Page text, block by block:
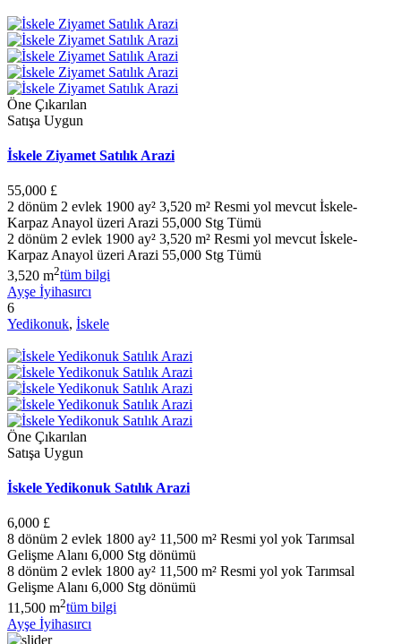
Öne Çıkarılan
Satışa Uygun
İskele Ziyamet Satılık Arazi
55,000 £
2 dönüm 2 evlek 1900 ay² 3,520 m² Resmi yol mevcut İskele-
Karpaz Anayol üzeri Arazi 55,000 Stg Tümü
2 dönüm 2 evlek 1900 ay² 3,520 m² Resmi yol mevcut İskele-
Karpaz Anayol üzeri Arazi 55,000 Stg Tümü
3,520 m2tüm bilgi
Ayşe İyihasırcı
6
Yedikonuk, İskele
Öne Çıkarılan
Satışa Uygun
İskele Yedikonuk Satılık Arazi
6,000 £
8 dönüm 2 evlek 1800 ay² 11,500 m² Resmi yol yok Tarımsal
Gelişme Alanı 6,000 Stg dönümü
8 dönüm 2 evlek 1800 ay² 11,500 m² Resmi yol yok Tarımsal
Gelişme Alanı 6,000 Stg dönümü
11,500 m2tüm bilgi
Ayşe İyihasırcı